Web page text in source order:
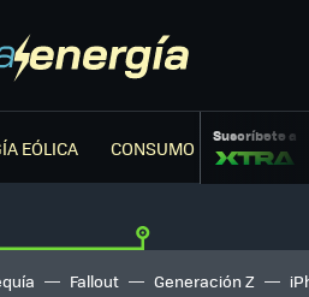
EÓLICA CONSUMO ENERGÉTICO
Suscríbete a
Fallout Generación Z